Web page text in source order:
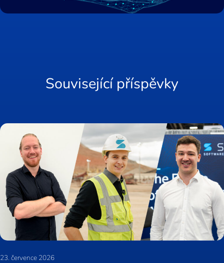
Související příspěvky
23. července 2026